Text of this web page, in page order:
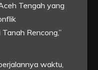
Tengah yang
Rencong,”
waktu,